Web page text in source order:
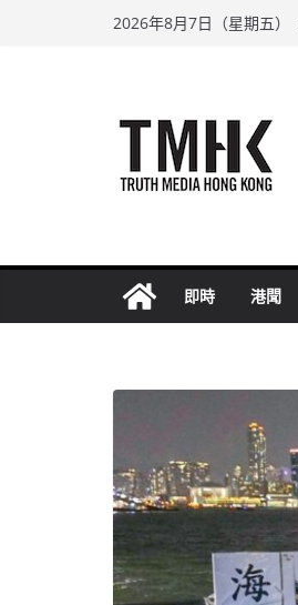
2026年8月7日（星期五）
即時 港聞